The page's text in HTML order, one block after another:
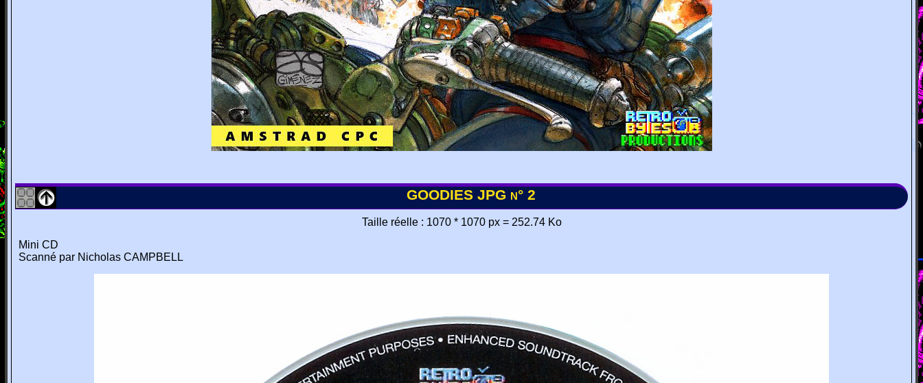
GOODIES JPG n° 2
Taille réelle : 1070 * 1070 px = 252.74 Ko
Mini CD
Scanné par Nicholas CAMPBELL